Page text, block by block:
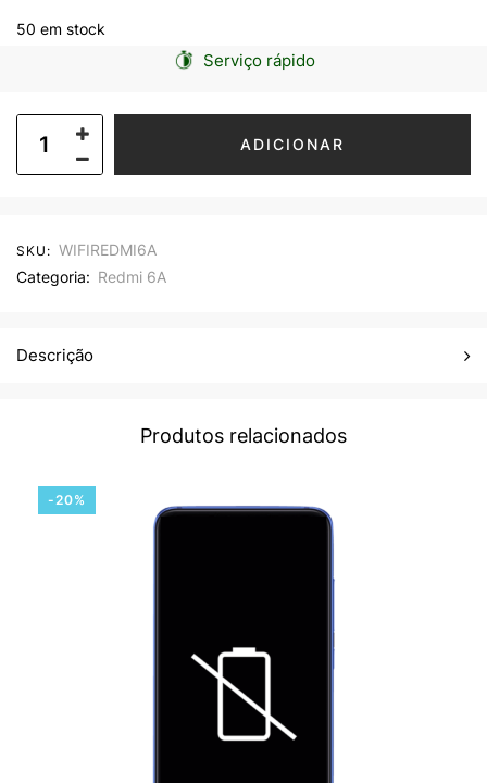
50 em stock
Serviço rápido
ADICIONAR
SKU: WIFIREDMI6A
Categoria: Redmi 6A
Descrição
Produtos relacionados
-20%